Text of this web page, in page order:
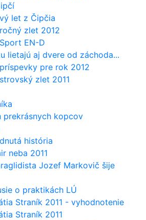
let z Čipčia
zlet 2012
EN-D
lietajú aj dvere od záchoda...
pre rok 2012
zlet 2011
prekrásnych kopcov
história
neba 2011
Jozef Markovič šije
o praktikách LÚ
Straník 2011 - vyhodnotenie
Straník 2011